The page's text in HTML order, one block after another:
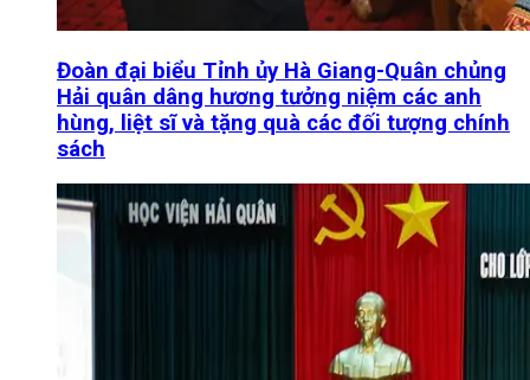
Đoàn đại biểu Tỉnh ủy Hà Giang-Quân chủng
Hải quân dâng hương tưởng niệm các anh
hùng, liệt sĩ và tặng quà các đối tượng chính
sách